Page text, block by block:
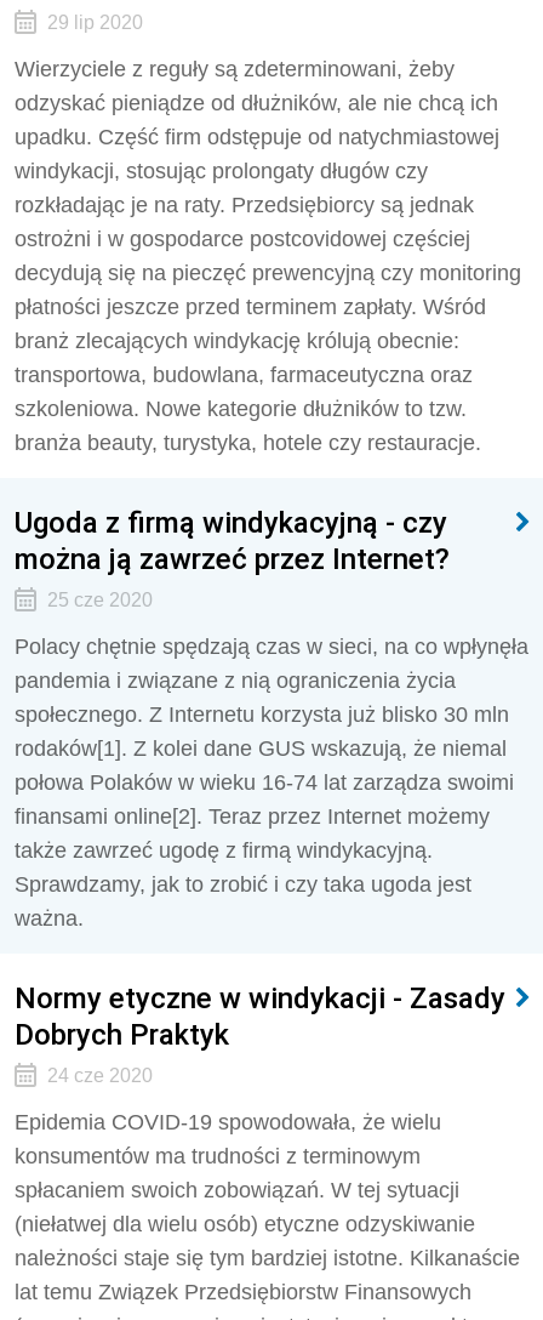
29 lip 2020
Wierzyciele z reguły są zdeterminowani, żeby
odzyskać pieniądze od dłużników, ale nie chcą ich
upadku. Część firm odstępuje od natychmiastowej
windykacji, stosując prolongaty długów czy
rozkładając je na raty. Przedsiębiorcy są jednak
ostrożni i w gospodarce postcovidowej częściej
decydują się na pieczęć prewencyjną czy monitoring
płatności jeszcze przed terminem zapłaty. Wśród
branż zlecających windykację królują obecnie:
transportowa, budowlana, farmaceutyczna oraz
szkoleniowa. Nowe kategorie dłużników to tzw.
branża beauty, turystyka, hotele czy restauracje.
Ugoda z firmą windykacyjną - czy
można ją zawrzeć przez Internet?
25 cze 2020
Polacy chętnie spędzają czas w sieci, na co wpłynęła
pandemia i związane z nią ograniczenia życia
społecznego. Z Internetu korzysta już blisko 30 mln
rodaków[1]. Z kolei dane GUS wskazują, że niemal
połowa Polaków w wieku 16-74 lat zarządza swoimi
finansami online[2]. Teraz przez Internet możemy
także zawrzeć ugodę z firmą windykacyjną.
Sprawdzamy, jak to zrobić i czy taka ugoda jest
ważna.
Normy etyczne w windykacji - Zasady
Dobrych Praktyk
24 cze 2020
Epidemia COVID-19 spowodowała, że wielu
konsumentów ma trudności z terminowym
spłacaniem swoich zobowiązań. W tej sytuacji
(niełatwej dla wielu osób) etyczne odzyskiwanie
należności staje się tym bardziej istotne. Kilkanaście
lat temu Związek Przedsiębiorstw Finansowych